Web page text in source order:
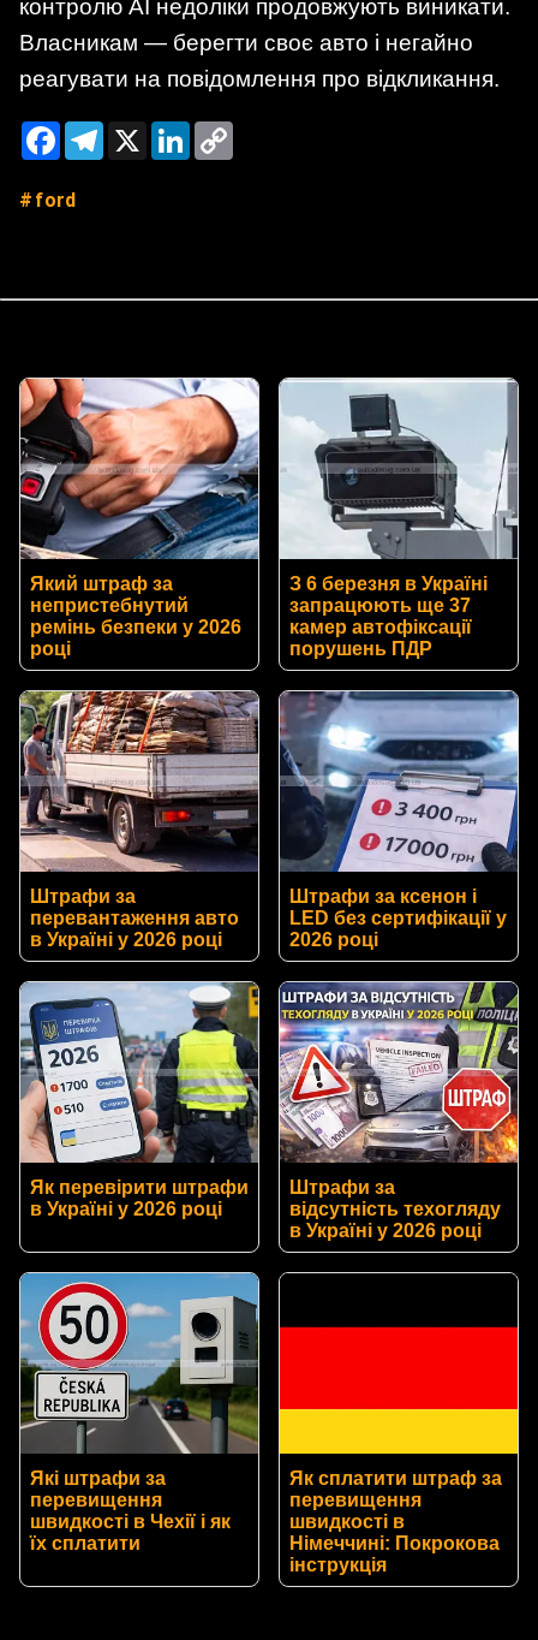
контролю AI недоліки продовжують виникати.
Власникам — берегти своє авто і негайно
реагувати на повідомлення про відкликання.
FacebookTelegram
X LinkedIn
ford
Який штраф за
непристебнутий
ремінь безпеки у 2026
році
З 6 березня в Україні
запрацюють ще 37
камер автофіксації
порушень ПДР
Штрафи за
перевантаження авто
в Україні у 2026 році
Штрафи за ксенон і
LED без сертифікації у
2026 році
Як перевірити штрафи
в Україні у 2026 році
Штрафи за
відсутність техогляду
в Україні у 2026 році
Які штрафи за
перевищення
швидкості в Чехії і як
їх сплатити
Як сплатити штраф за
перевищення
швидкості в
Німеччині: Покрокова
інструкція